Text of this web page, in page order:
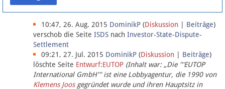
Über Lobbypedia
Impressum
10:47, 26. Aug. 2015 DominikP (Diskussion Beiträge)
verschob die Seite ISDS nach Investor-State-Dispute-
Settlement
09:21, 27. Jul. 2015 DominikP (Diskussion Beiträge)
löschte Seite Entwurf:EUTOP (Inhalt war: „Die '''EUTOP
International GmbH''' ist eine Lobbyagentur, die 1990 von
Klemens Joosgegründet wurde und ihren Hauptsitz in